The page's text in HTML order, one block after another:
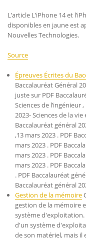
L’article L’iPhone 14 et
disponibles en jaune est
Nouvelles Technologies.
Source
Épreuves Écrites du
Baccalauréat Général
juste sur PDF
Sciences de l’ingénieur
2023- Sciences de la
Baccalauréat général
,13 mars 2023 . PDF
mars 2023 . PDF
mars 2023 . PDF
mars 2023 . PDF
. PDF Baccalauréat
Baccalauréat général
Gestion de la mémoire
gestion de la mémoire
système d'exploitation.
d'un système
de son matériel, mais